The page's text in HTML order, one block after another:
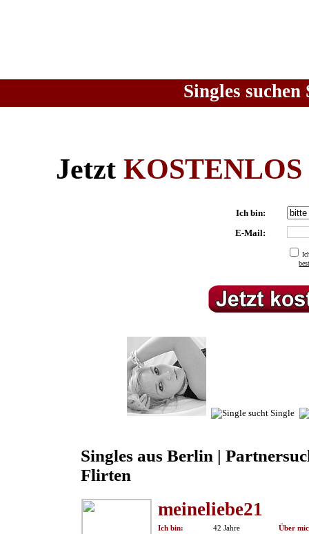
Singles
Jetzt KOSTENLOS
Ich bin:
E-Mail:
Singles aus Berlin |
Flirten
meineliebe21
Ich bin:
42 Jahre
Über